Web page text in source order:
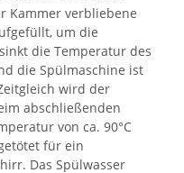
Kammer verbliebene
um die
die Temperatur des
die Spülmaschine ist
wird der
abschließenden
von ca. 90°C
für ein
Das Spülwasser